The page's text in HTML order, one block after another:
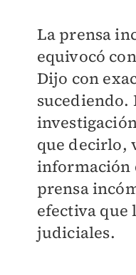
La prensa
equivocó
Dijo con
sucediendo.
que decirlo,
información
prensa
efectiva que
judiciales.